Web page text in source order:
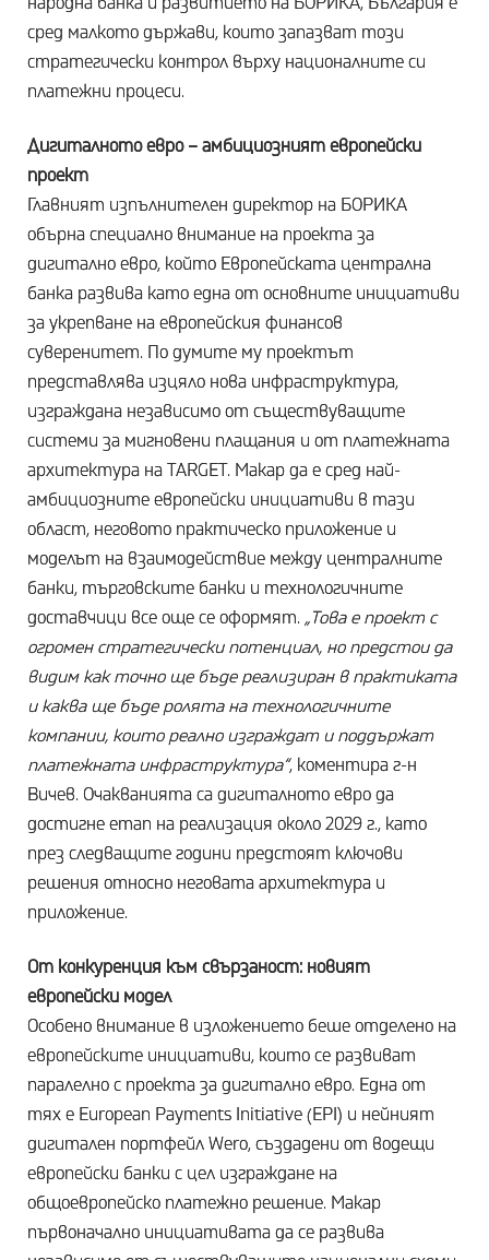
сред малкото държави, които запазват този
стратегически контрол върху националните си
платежни процеси.
Дигиталното евро – амбициозният европейски
проект
Главният изпълнителен директор на БОРИКА
обърна специално внимание на проекта за
дигитално евро, който Европейската централна
банка развива като една от основните инициативи
за укрепване на европейския финансов
суверенитет. По думите му проектът
представлява изцяло нова инфраструктура,
изграждана независимо от съществуващите
системи за мигновени плащания и от платежната
архитектура на TARGET. Макар да е сред най-
амбициозните европейски инициативи в тази
област, неговото практическо приложение и
моделът на взаимодействие между централните
банки, търговските банки и технологичните
доставчици все още се оформят. „Това е проект с
огромен стратегически потенциал, но предстои да
видим как точно ще бъде реализиран в практиката
и каква ще бъде ролята на технологичните
компании, които реално изграждат и поддържат
платежната инфраструктура“, коментира г-н
Вичев. Очакванията са дигиталното евро да
достигне етап на реализация около 2029 г., като
през следващите години предстоят ключови
решения относно неговата архитектура и
приложение.
От конкуренция към свързаност: новият
европейски модел
Особено внимание в изложението беше отделено на
европейските инициативи, които се развиват
паралелно с проекта за дигитално евро. Една от
тях е European Payments Initiative (EPI) и нейният
дигитален портфейл Wero, създадени от водещи
европейски банки с цел изграждане на
общоевропейско платежно решение. Макар
първоначално инициативата да се развива